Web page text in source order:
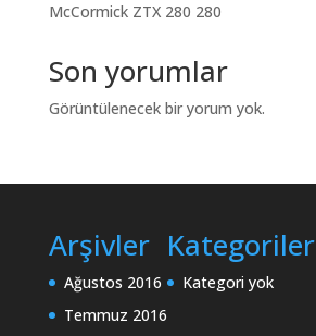
McCormick ZTX 280 280
Son yorumlar
Görüntülenecek bir yorum yok.
Arşivler
Ağustos 2016
Temmuz 2016
Kategoriler
Kategori yok